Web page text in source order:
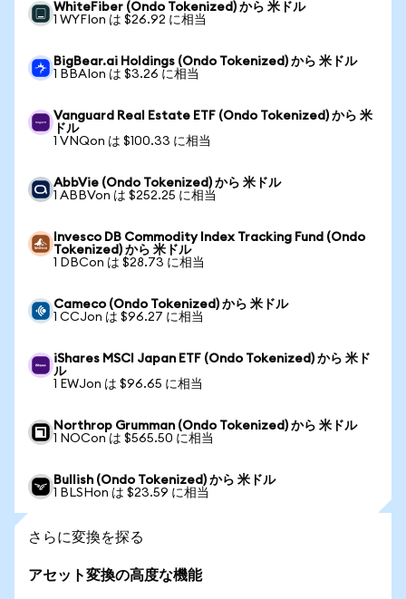
WhiteFiber (Ondo Tokenized) から 米ドル
1 WYFIon は $26.92 に相当
BigBear.ai Holdings (Ondo Tokenized) から 米ドル
1 BBAIon は $3.26 に相当
Vanguard Real Estate ETF (Ondo Tokenized) から 米
ドル
1 VNQon は $100.33 に相当
AbbVie (Ondo Tokenized) から 米ドル
1 ABBVon は $252.25 に相当
Invesco DB Commodity Index Tracking Fund (Ondo
Tokenized) から 米ドル
1 DBCon は $28.73 に相当
Cameco (Ondo Tokenized) から 米ドル
1 CCJon は $96.27 に相当
iShares MSCI Japan ETF (Ondo Tokenized) から 米ド
ル
1 EWJon は $96.65 に相当
Northrop Grumman (Ondo Tokenized) から 米ドル
1 NOCon は $565.50 に相当
Bullish (Ondo Tokenized) から 米ドル
1 BLSHon は $23.59 に相当
さらに変換を探る
アセット変換の高度な機能